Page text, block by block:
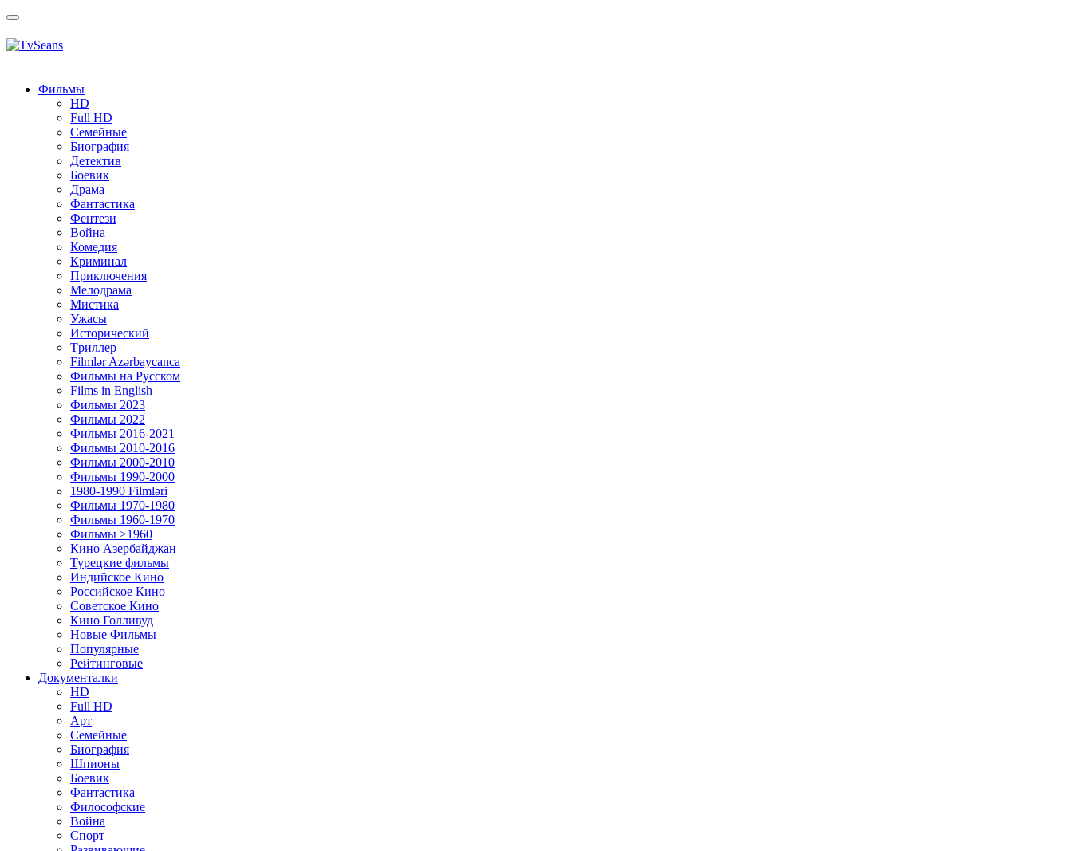
Toggle
Фильмы
HD
Full HD
Семейные
Биография
Детектив
Боевик
Драма
Фантастика
Фентези
Война
Комедия
Криминал
Приключения
Мелодрама
Мистика
Ужасы
Исторический
Tриллер
Filmlər Azərbaycanca
Фильмы на Русском
Films in English
Фильмы 2023
Фильмы 2022
Фильмы 2016-2021
Фильмы 2010-2016
Фильмы 2000-2010
Фильмы 1990-2000
1980-1990 Filmləri
Фильмы 1970-1980
Фильмы 1960-1970
Фильмы >1960
Кино Азербайджан
Турецкие фильмы
Индийское Кино
Российское Кино
Советское Кино
Кино Голливуд
Новые Фильмы
Популярные
Рейтинговые
Документалки
HD
Full HD
Арт
Семейные
Биография
Шпионы
Боевик
Фантастика
Философские
Война
Спорт